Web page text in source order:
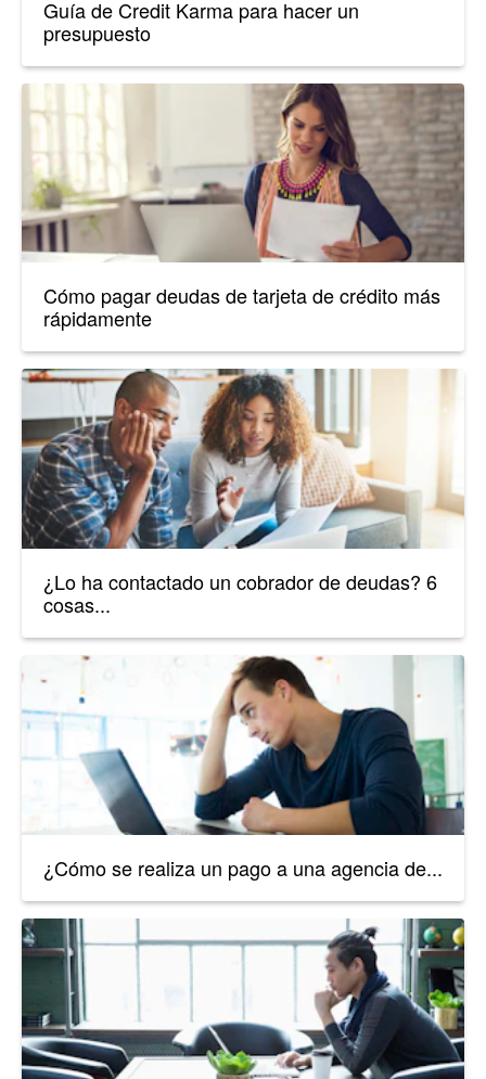
Guía de Credit Karma para hacer un
presupuesto
Cómo pagar deudas de tarjeta de crédito más
rápidamente
¿Lo ha contactado un cobrador de deudas? 6
cosas...
¿Cómo se realiza un pago a una agencia de...